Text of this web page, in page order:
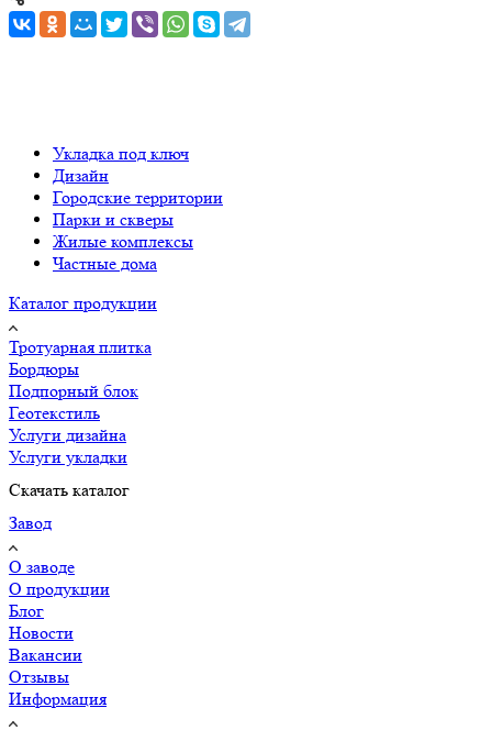
Укладка под ключ
Дизайн
Городские территории
Парки и скверы
Жилые комплексы
Частные дома
Каталог продукции
Тротуарная плитка
Бордюры
Подпорный блок
Геотекстиль
Услуги дизайна
Услуги укладки
Скачать каталог
Завод
О заводе
О продукции
Блог
Новости
Вакансии
Отзывы
Информация